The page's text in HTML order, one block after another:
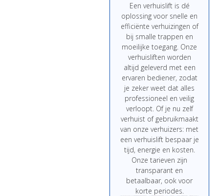
Een verhuislift is dé
oplossing voor snelle en
efficiënte verhuizingen of
bij smalle trappen en
moeilijke toegang. Onze
verhuisliften worden
altijd geleverd met een
ervaren bediener, zodat
je zeker weet dat alles
professioneel en veilig
verloopt. Of je nu zelf
verhuist of gebruikmaakt
van onze verhuizers: met
een verhuislift bespaar je
tijd, energie en kosten.
Onze tarieven zijn
transparant en
betaalbaar, ook voor
korte periodes.